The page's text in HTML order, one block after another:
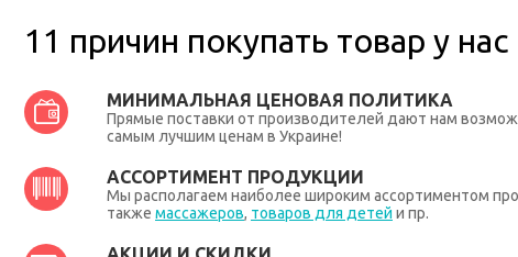
11 причин покупать товар у нас
МИНИМАЛЬНАЯ ЦЕНОВАЯ ПОЛИТИКА
Прямые поставки от производителей дают нам
самым лучшим ценам в Украине!
АССОРТИМЕНТ ПРОДУКЦИИ
Мы располагаем наиболее широким ассортиментом
также массажеров, товаров для детей и пр.